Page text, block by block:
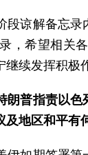
段谅解备忘
，希望相关
续发挥积极
朗普指责以
地区和平有